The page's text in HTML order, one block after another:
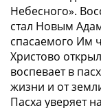
Небесного».
стал Новым
спасаемого Им
Христово
воспевает в
жизни и от
Пасха уверяет